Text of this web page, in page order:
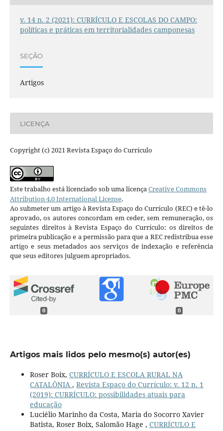
v. 14 n. 2 (2021): CURRÍCULO E ESCOLAS DO CAMPO:
políticas e práticas em territorialidades camponesas
SEÇÃO
Artigos
LICENÇA
Copyright (c) 2021 Revista Espaço do Currículo
Este trabalho está licenciado sob uma licençaCreative Commons
Attribution 4.0 International License.
Ao submeter um artigo à Revista Espaço do Currículo (REC) e tê-lo
aprovado, os autores concordam em ceder, sem remuneração, os
seguintes direitos à Revista Espaço do Currículo: os direitos de
primeira publicação e a permissão para que a REC redistribua esse
artigo e seus metadados aos serviços de indexação e referência
que seus editores julguem apropriados.
0 0
Artigos mais lidos pelo mesmo(s) autor(es)
Roser Boix, CURRÍCULO E ESCOLA RURAL NA
CATALÔNIA , Revista Espaço do Currículo: v. 12 n. 1
(2019): CURRÍCULO: possibilidades atuais para
educação
Luciélio Marinho da Costa, Maria do Socorro Xavier
Batista, Roser Boix, Salomão Hage , CURRÍCULO E